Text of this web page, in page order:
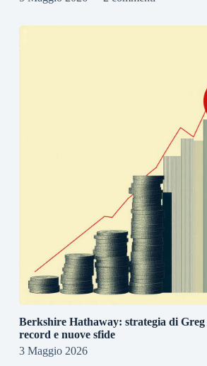
Berkshire Hathaway: strategia di
record e nuove sfide
3 Maggio 2026